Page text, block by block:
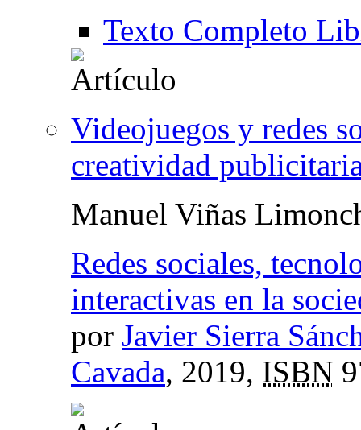
Texto Completo
Videojuegos y redes
creatividad
Manuel Viñas
Redes sociales,
interactivas en la
por Javier Sierra
Cavada, 2019, ISBN